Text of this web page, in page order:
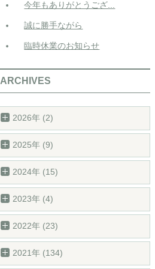
今年もありがとうござ...
誠に勝手ながら
臨時休業のお知らせ
ARCHIVES
2026年 (2)
2025年 (9)
2024年 (15)
2023年 (4)
2022年 (23)
2021年 (134)